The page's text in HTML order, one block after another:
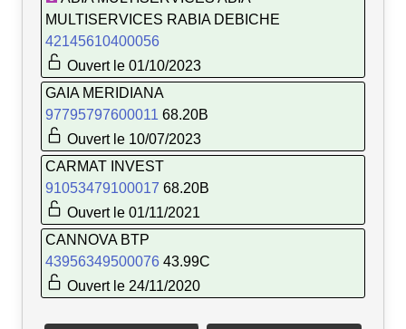
MULTISERVICES RABIA DEBICHE
42145610400056
Ouvert le 01/10/2023
GAIA MERIDIANA
97795797600011 68.20B
Ouvert le 10/07/2023
CARMAT INVEST
91053479100017 68.20B
Ouvert le 01/11/2021
CANNOVA BTP
43956349500076 43.99C
Ouvert le 24/11/2020